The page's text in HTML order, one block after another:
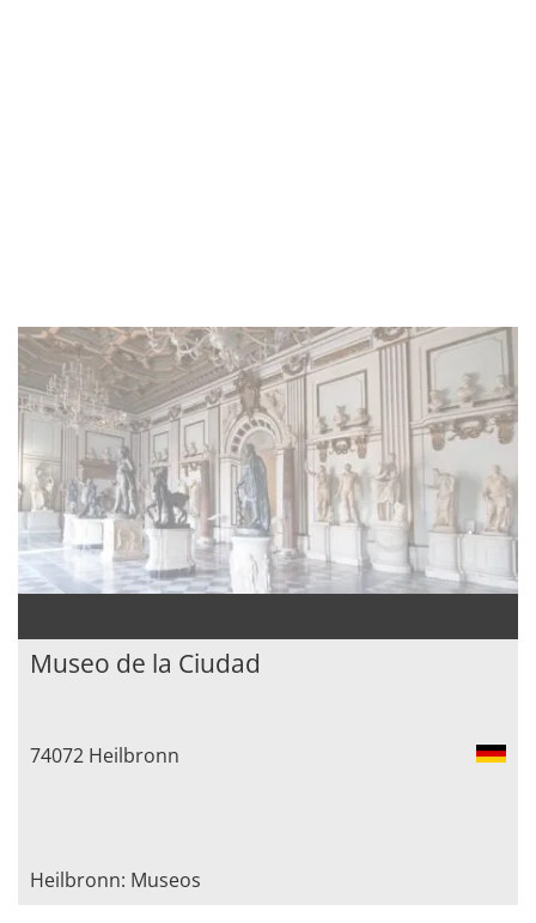
Museo de la Ciudad
74072 Heilbronn
Heilbronn: Museos